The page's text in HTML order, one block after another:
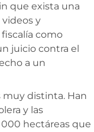
que exista una
y
como
juicio contra el
a un
muy distinta. Han
y las
hectáreas que